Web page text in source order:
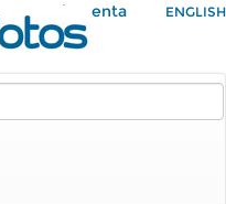
Mi Cuenta ENGLISH